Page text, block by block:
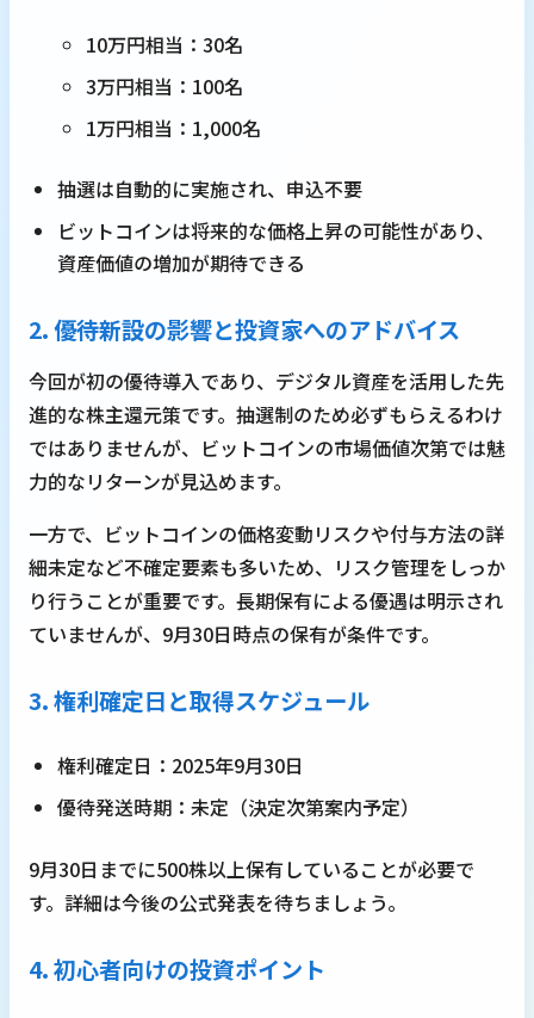
10万円相当：30名
3万円相当：100名
1万円相当：1,000名
抽選は自動的に実施され、申込不要
ビットコインは将来的な価格上昇の可能性があり、
資産価値の増加が期待できる
2. 優待新設の影響と投資家へのアドバイス
今回が初の優待導入であり、デジタル資産を活用した先
進的な株主還元策です。抽選制のため必ずもらえるわけ
ではありませんが、ビットコインの市場価値次第では魅
力的なリターンが見込めます。
一方で、ビットコインの価格変動リスクや付与方法の詳
細未定など不確定要素も多いため、リスク管理をしっか
り行うことが重要です。長期保有による優遇は明示され
ていませんが、9月30日時点の保有が条件です。
3. 権利確定日と取得スケジュール
権利確定日：2025年9月30日
優待発送時期：未定（決定次第案内予定）
9月30日までに500株以上保有していることが必要で
す。詳細は今後の公式発表を待ちましょう。
4. 初心者向けの投資ポイント